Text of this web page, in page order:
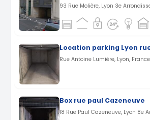
Rue Antoine Lumière, Lyon,
Box rue paul Cazeneuve